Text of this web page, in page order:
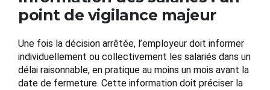
point de vigilance majeur
Une fois la décision arrêtée, l’employeur doit informer
individuellement ou collectivement les salariés dans un
délai raisonnable, en pratique au moins un mois avant la
date de fermeture. Cette information doit préciser la